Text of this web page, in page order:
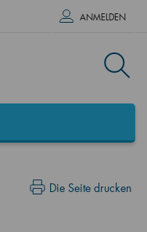
ANMELDEN
Die Seite drucken